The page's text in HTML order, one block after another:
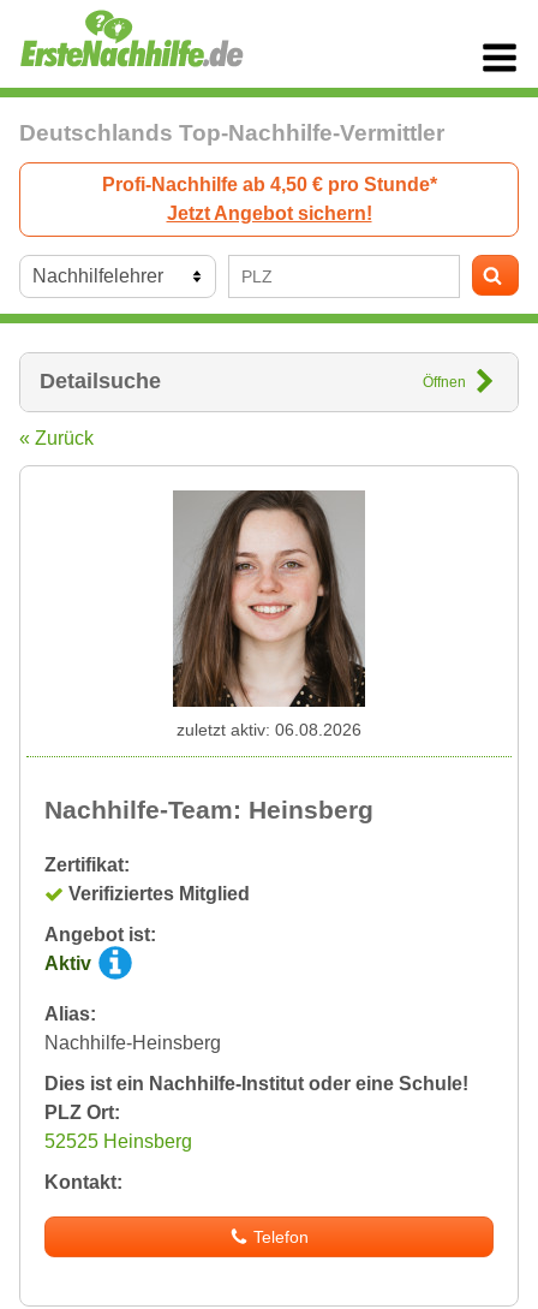
Deutschlands Top-Nachhilfe-Vermittler
Profi-Nachhilfe ab 4,50 € pro Stunde*
Jetzt Angebot sichern!
Detailsuche Öffnen
« Zurück
Nachhilfe-Team: Heinsberg
Zertifikat:
Verifiziertes Mitglied
Angebot ist:
Aktiv
Alias:
Nachhilfe-Heinsberg
Dies ist ein Nachhilfe-Institut oder eine Schule!
PLZ Ort:
52525 Heinsberg
Kontakt:
Telefon
zuletzt aktiv: 06.08.2026